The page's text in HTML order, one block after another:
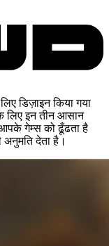
डिज़ाइन किया गया
इन तीन आसान
गेम्स को ढूँढता है
देता है।